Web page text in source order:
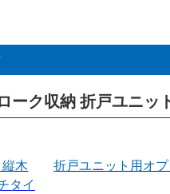
ーク収納 折戸ユニッ
木
タイ
折戸ユニット用オ